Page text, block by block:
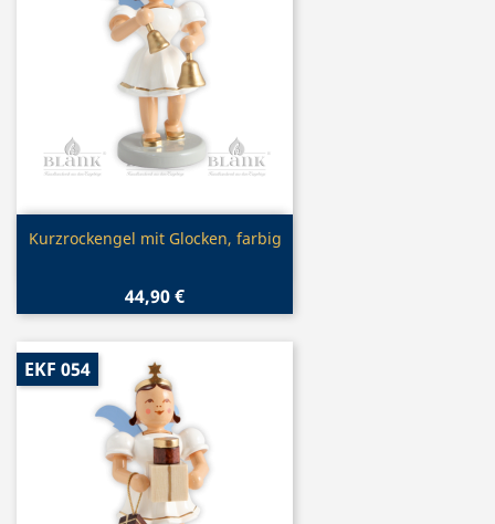
Vorschau
Kurzrockengel mit Glocken, farbig
44,90 €
EKF 054